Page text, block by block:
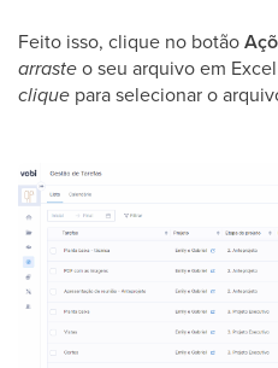
Feito isso, clique no botão
arrasteo seu arquivo em
clique para selecionar o